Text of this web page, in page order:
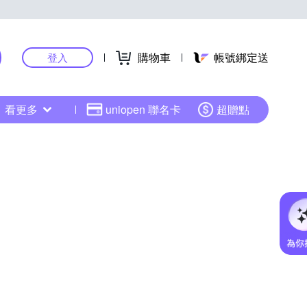
登入 購物車 帳號綁定送
看更多 uniopen 聯名卡 超贈點